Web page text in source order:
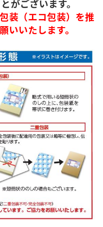
がございます。
装（エコ包装）を推
いいたします。